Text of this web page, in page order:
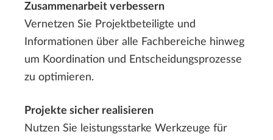
Zusammenarbeit verbessern
Vernetzen Sie Projektbeteiligte und
Informationen über alle Fachbereiche hinweg
um Koordination und Entscheidungsprozesse
zu optimieren.
Projekte sicher realisieren
Nutzen Sie leistungsstarke Werkzeuge für